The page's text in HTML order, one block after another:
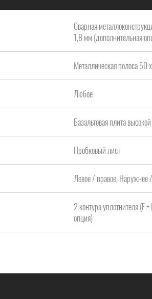
Сварная
1,8 мм (дополнительная
Металлическая полоса 50
Любое
Базальтовая плита
Пробковый лист
Левое / правое, Наружнее
2 контура уплотнителя (Е
опция)